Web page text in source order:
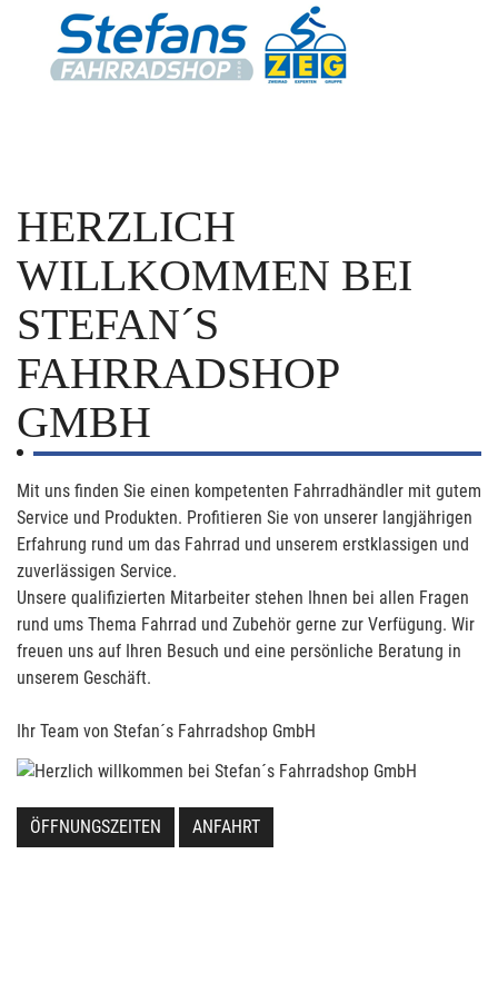
HERZLICH
WILLKOMMEN BEI
STEFAN´S
FAHRRADSHOP
GMBH
Mit uns finden Sie einen kompetenten Fahrradhändler mit gutem
Service und Produkten. Profitieren Sie von unserer langjährigen
Erfahrung rund um das Fahrrad und unserem erstklassigen und
zuverlässigen Service.
Unsere qualifizierten Mitarbeiter stehen Ihnen bei allen Fragen
rund ums Thema Fahrrad und Zubehör gerne zur Verfügung. Wir
freuen uns auf Ihren Besuch und eine persönliche Beratung in
unserem Geschäft.
Ihr Team von Stefan´s Fahrradshop GmbH
ÖFFNUNGSZEITEN ANFAHRT